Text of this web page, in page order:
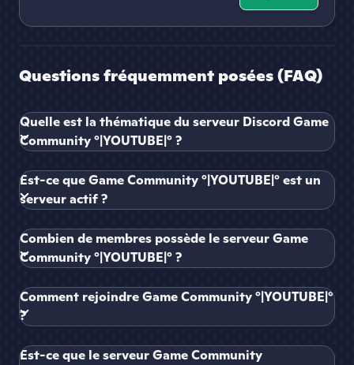
Questions fréquemment posées (FAQ)
Quelle est la thématique du serveur Discord Game
Community °|YOUTUBE|° ?
Est-ce que Game Community °|YOUTUBE|° est un
serveur actif ?
Combien de membres possède le serveur Game
Community °|YOUTUBE|° ?
Comment rejoindre Game Community °|YOUTUBE|°
?
Est-ce que le serveur Game Community